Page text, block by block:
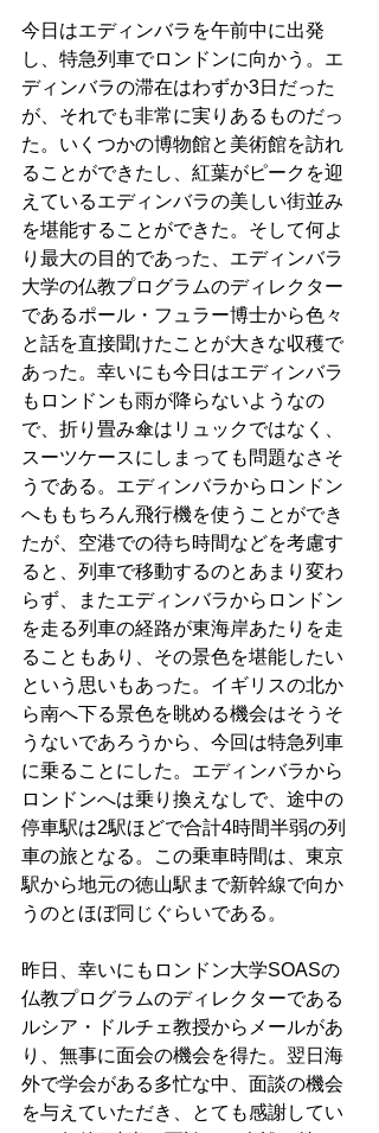
今日はエディンバラを午前中に出発
し、特急列車でロンドンに向かう。エ
ディンバラの滞在はわずか3日だった
が、それでも非常に実りあるものだっ
た。いくつかの博物館と美術館を訪れ
ることができたし、紅葉がピークを迎
えているエディンバラの美しい街並み
を堪能することができた。そして何よ
り最大の目的であった、エディンバラ
大学の仏教プログラムのディレクター
であるポール・フュラー博士から色々
と話を直接聞けたことが大きな収穫で
あった。幸いにも今日はエディンバラ
もロンドンも雨が降らないようなの
で、折り畳み傘はリュックではなく、
スーツケースにしまっても問題なさそ
うである。エディンバラからロンドン
へももちろん飛行機を使うことができ
たが、空港での待ち時間などを考慮す
ると、列車で移動するのとあまり変わ
らず、またエディンバラからロンドン
を走る列車の経路が東海岸あたりを走
ることもあり、その景色を堪能したい
という思いもあった。イギリスの北か
ら南へ下る景色を眺める機会はそうそ
うないであろうから、今回は特急列車
に乗ることにした。エディンバラから
ロンドンへは乗り換えなしで、途中の
停車駅は2駅ほどで合計4時間半弱の列
車の旅となる。この乗車時間は、東京
駅から地元の徳山駅まで新幹線で向か
うのとほぼ同じぐらいである。
昨日、幸いにもロンドン大学SOASの
仏教プログラムのディレクターである
ルシア・ドルチェ教授からメールがあ
り、無事に面会の機会を得た。翌日海
外で学会がある多忙な中、面談の機会
を与えていただき、とても感謝してい